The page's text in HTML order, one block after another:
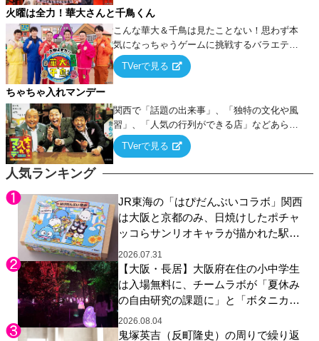
人気ランキング
JR東海の「はぴだんぶいコラボ」関西
は大阪と京都のみ、日焼けしたポチャ
ッコらサンリオキャラが描かれた駅弁
やグッズが登場
2026.07.31
【大阪・長居】大阪府在住の小中学生
は入場無料に、チームラボが「夏休み
の自由研究の課題に」と「ボタニカル
ガーデン 大阪」へ招待
2026.08.04
鬼塚英吉（反町隆史）の周りで繰り返
火曜は全力！華大さんと千鳥くん
こんな華大＆千鳥は見たことない！思わず本
気になっちゃうゲームに挑戦するバラエティ
ー！
TVerで見る
ちゃちゃ入れマンデー
関西で「話題の出来事」、「独特の文化や風
習」、「人気の行列ができる店」などあらゆ
るテーマについて好き放題にちゃちゃを入れ
ていく関西色を前面に押し出したトークバラ
TVerで見る